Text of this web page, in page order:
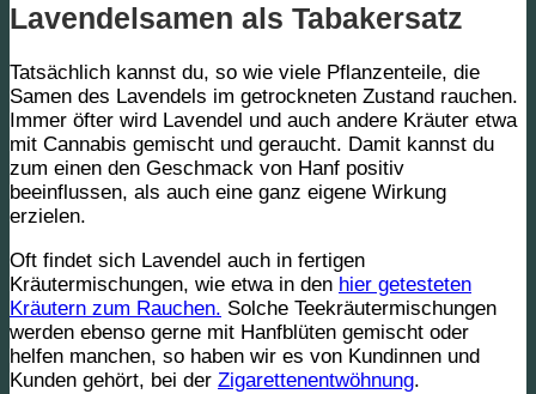
Lavendelsamen als Tabakersatz
Tatsächlich kannst du, so wie viele Pflanzenteile, die
Samen des Lavendels im getrockneten Zustand rauchen.
Immer öfter wird Lavendel und auch andere Kräuter etwa
mit Cannabis gemischt und geraucht. Damit kannst du
zum einen den Geschmack von Hanf positiv
beeinflussen, als auch eine ganz eigene Wirkung
erzielen.
Oft findet sich Lavendel auch in fertigen
Kräutermischungen, wie etwa in den hier getesteten
Kräutern zum Rauchen. Solche Teekräutermischungen
werden ebenso gerne mit Hanfblüten gemischt oder
helfen manchen, so haben wir es von Kundinnen und
Kunden gehört, bei der Zigarettenentwöhnung.